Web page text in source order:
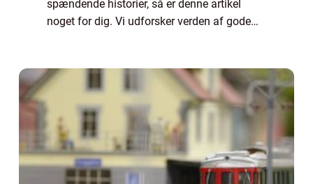
spændende historier, så er denne artikel
noget for dig. Vi udforsker verden af gode